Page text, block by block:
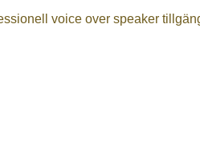
voice over speaker